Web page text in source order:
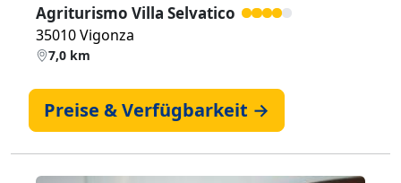
Agriturismo Villa Selvatico
35010 Vigonza
7,0 km
Preise & Verfügbarkeit →